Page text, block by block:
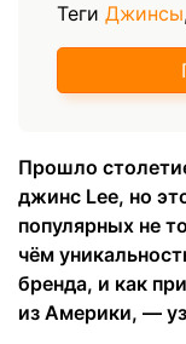
Теги Джинсы
Прошло
джинс Lee, но
популярных не
чём
бренда, и как
из Америки, —